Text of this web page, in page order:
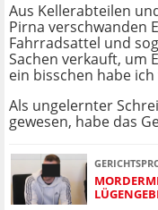
Aus Kellerabteilen
Pirna verschwanden
Fahrradsattel und
Sachen verkauft, um
ein bisschen habe
Als ungelernter
gewesen, habe das